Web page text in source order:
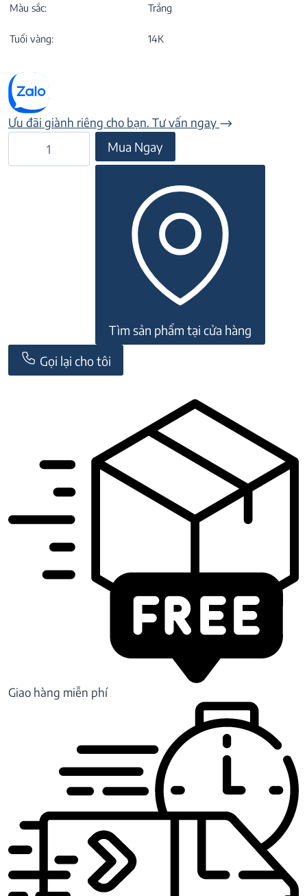
Màu sắc: Trắng
Tuổi vàng: 14K
Ưu đãi giành riêng cho bạn. Tư vấn ngay
Mua Ngay
Tìm sản phẩm tại cửa hàng
Gọi lại cho tôi
Giao hàng miễn phí